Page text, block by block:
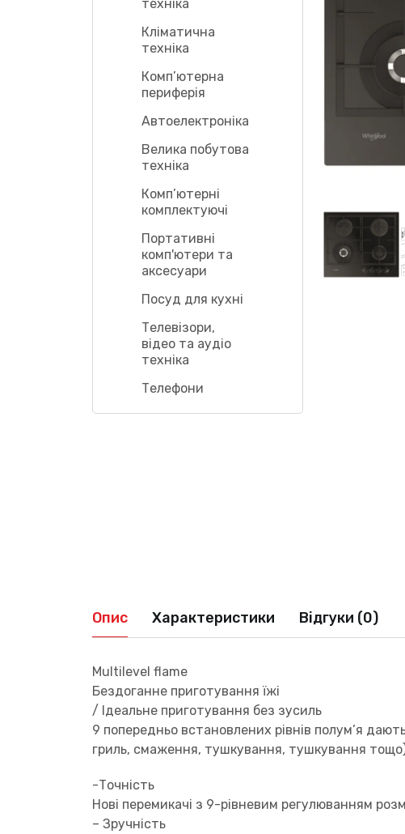
техніка
Кліматична
техніка
Комп’ютерна
периферія
Автоелектроніка
Велика побутова
техніка
Комп’ютерні
комплектуючі
Портативні
комп'ютери та
аксесуари
Посуд для кухні
Телевізори,
відео та аудіо
техніка
Телефони
Опис Характеристики Відгуки (0)
Multilevel flame
Бездоганне приготування їжі
/ Ідеальне приготування без зусиль
9 попередньо встановлених рівнів полум’я
гриль, смаження, тушкування, тушкування
-Точність
Нові перемикачі з 9-рівневим регулюванням
– Зручність